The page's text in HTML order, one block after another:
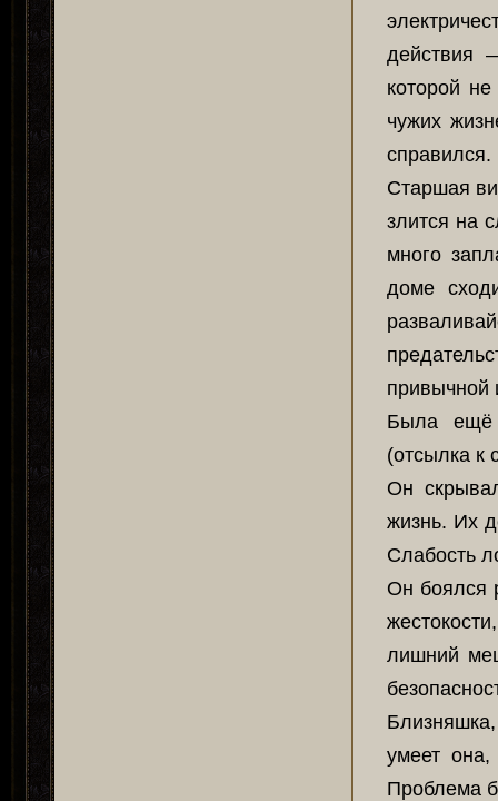
действия
которой
чужих
справился.
Старшая
злится на
много
доме
привычной
Была ещё
(отсылка к
Он
жизнь. Их
Слабость
Он боялся
лишний
умеет
Проблема